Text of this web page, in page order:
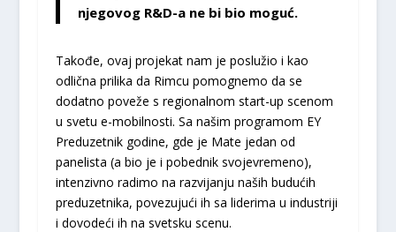
njegovog R&D-a ne bi bio moguć.
Takođe, ovaj projekat nam je poslužio i kao
odlična prilika da Rimcu pomognemo da se
dodatno poveže s regionalnom start-up scenom
u svetu e-mobilnosti. Sa našim programom EY
Preduzetnik godine, gde je Mate jedan od
panelista (a bio je i pobednik svojevremeno),
intenzivno radimo na razvijanju naših budućih
preduzetnika, povezujući ih sa liderima u industriji
i dovodeći ih na svetsku scenu.